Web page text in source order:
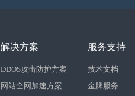
解决方案
DDOS攻击防护方案
网站全网加速方案
服务支持
技术文档
金牌服务